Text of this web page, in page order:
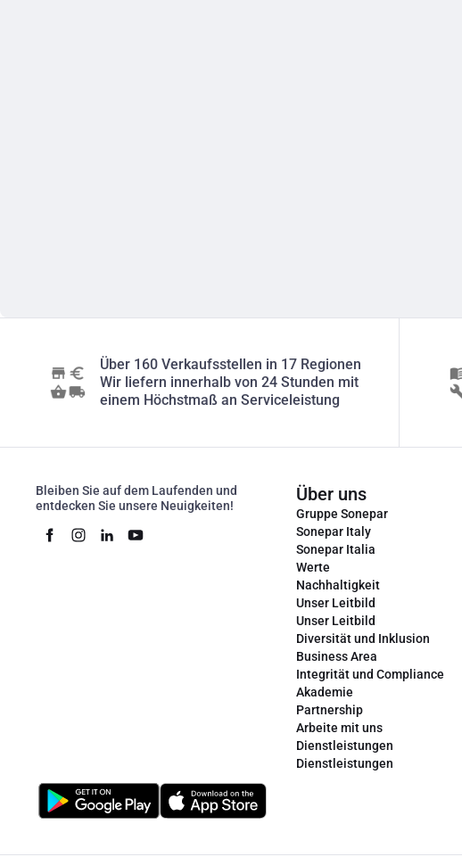
Über 160 Verkaufsstellen in 17 Regionen
Wir liefern innerhalb von 24 Stunden mit
einem Höchstmaß an Serviceleistung
Bleiben Sie auf dem Laufenden und
entdecken Sie unsere Neuigkeiten!
Über uns
Gruppe Sonepar
Sonepar Italy
Sonepar Italia
Werte
Nachhaltigkeit
Unser Leitbild
Unser Leitbild
Diversität und Inklusion
Business Area
Integrität und Compliance
Akademie
Partnership
Arbeite mit uns
Dienstleistungen
Dienstleistungen